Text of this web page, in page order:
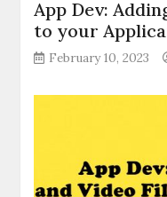
App Dev:
to your
February 10, 2023